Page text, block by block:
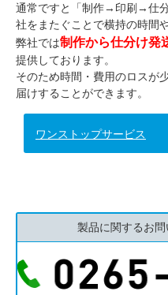
通常ですと「制作→印刷→仕
社をまたぐことで横持の時間
弊社では制作から仕分け発
提供しております。
そのため時間・費用のロスが
届けすることができます。
ワンストップサービス
製品に関するお